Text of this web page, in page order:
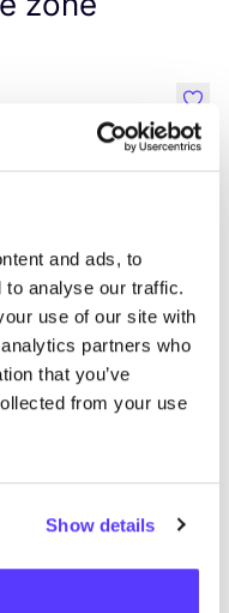
and ads, to
to analyse our traffic.
use of our site with
partners who
that you’ve
from your use
Show details